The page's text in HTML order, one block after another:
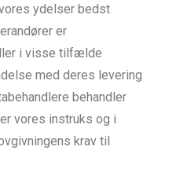
ydelser bedst
er
i visse tilfælde
med deres levering
behandler
vores instruks og i
krav til